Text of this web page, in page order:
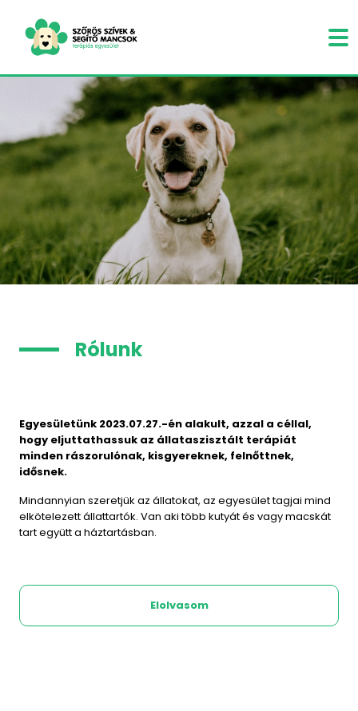
Rólunk
Egyesületünk 2023.07.27.-én alakult, azzal a céllal,
hogy eljuttathassuk az állataszisztált terápiát
minden rászorulónak, kisgyereknek, felnőttnek,
idősnek.
Mindannyian szeretjük az állatokat, az egyesület tagjai mind
elkötelezett állattartók. Van aki több kutyát és vagy macskát
tart együtt a háztartásban.
Elolvasom